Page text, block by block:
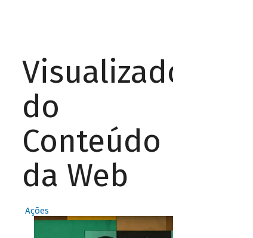
Visualizador
do
Conteúdo
da Web
Ações